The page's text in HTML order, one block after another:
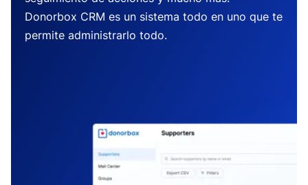
Donorbox CRM es un sistema todo en uno que te
permite administrarlo todo.